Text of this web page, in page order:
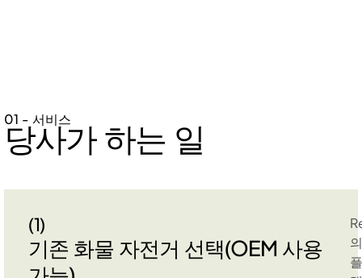
01 - 서비스
당사가 하는 일
(1)
기존 화물 자전거 선택(OEM 사용
의
플